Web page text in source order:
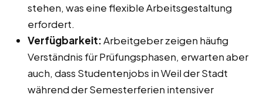
stehen, was eine flexible Arbeitsgestaltung
erfordert.
Verfügbarkeit:Arbeitgeber zeigen häufig
Verständnis für Prüfungsphasen, erwarten aber
auch, dass Studentenjobs in Weil der Stadt
während der Semesterferien intensiver